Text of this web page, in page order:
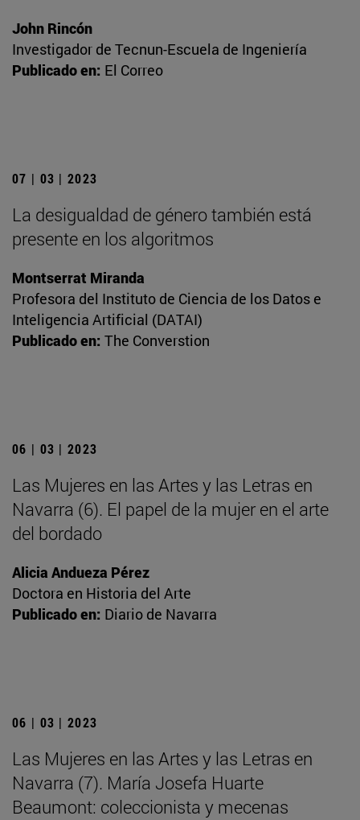
John Rincón
Investigador de Tecnun-Escuela de Ingeniería
Publicado en: El Correo
07 | 03 | 2023
La desigualdad de género también está
presente en los algoritmos
Montserrat Miranda
Profesora del Instituto de Ciencia de los Datos e
Inteligencia Artificial (DATAI)
Publicado en: The Converstion
06 | 03 | 2023
Las Mujeres en las Artes y las Letras en
Navarra (6). El papel de la mujer en el arte
del bordado
Alicia Andueza Pérez
Doctora en Historia del Arte
Publicado en: Diario de Navarra
06 | 03 | 2023
Las Mujeres en las Artes y las Letras en
Navarra (7). María Josefa Huarte
Beaumont: coleccionista y mecenas